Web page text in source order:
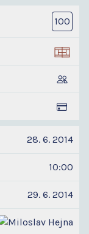
100
28. 6. 2014
10:00
29. 6. 2014